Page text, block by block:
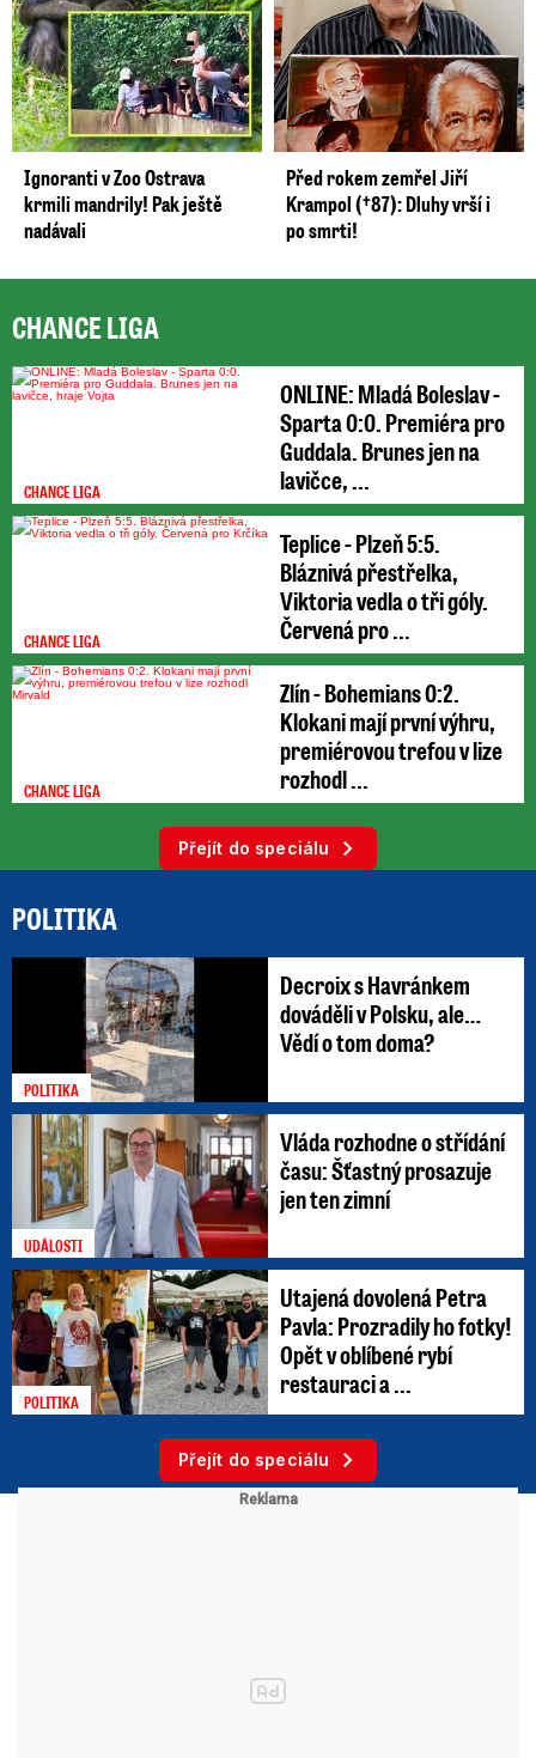
Ignoranti v Zoo Ostrava
krmili mandrily! Pak ještě
nadávali
Před rokem zemřel Jiří
Krampol (†87): Dluhy vrší i
po smrti!
CHANCE LIGA
CHANCE LIGA
ONLINE: Mladá Boleslav -
Sparta 0:0. Premiéra pro
Guddala. Brunes jen na
lavičce, ...
CHANCE LIGA
Teplice - Plzeň 5:5.
Bláznivá přestřelka,
Viktoria vedla o tři góly.
Červená pro ...
CHANCE LIGA
Zlín - Bohemians 0:2.
Klokani mají první výhru,
premiérovou trefou v lize
rozhodl ...
Přejít do speciálu
POLITIKA
POLITIKA
Decroix s Havránkem
dováděli v Polsku, ale…
Vědí o tom doma?
UDÁLOSTI
Vláda rozhodne o střídání
času: Šťastný prosazuje
jen ten zimní
POLITIKA
Utajená dovolená Petra
Pavla: Prozradily ho fotky!
Opět v oblíbené rybí
restauraci a ...
Přejít do speciálu